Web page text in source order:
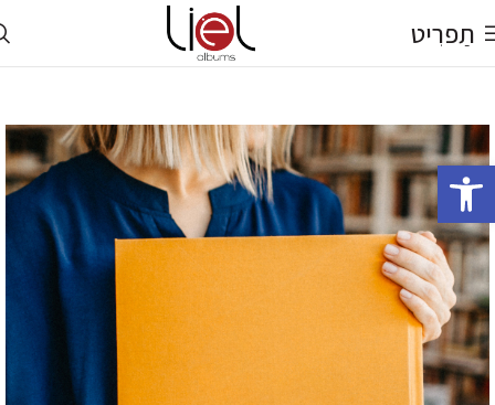
פתח סרגל נגישות
תַפרִיט